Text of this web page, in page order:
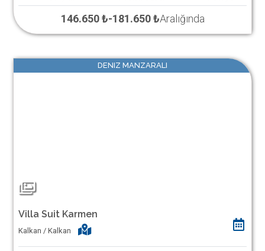
146.650 ₺-181.650 ₺Aralığında
DENIZ MANZARALI
Villa Suit Karmen
Kalkan / Kalkan